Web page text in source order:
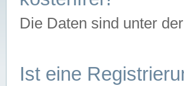
Die Daten sind unter
Ist eine